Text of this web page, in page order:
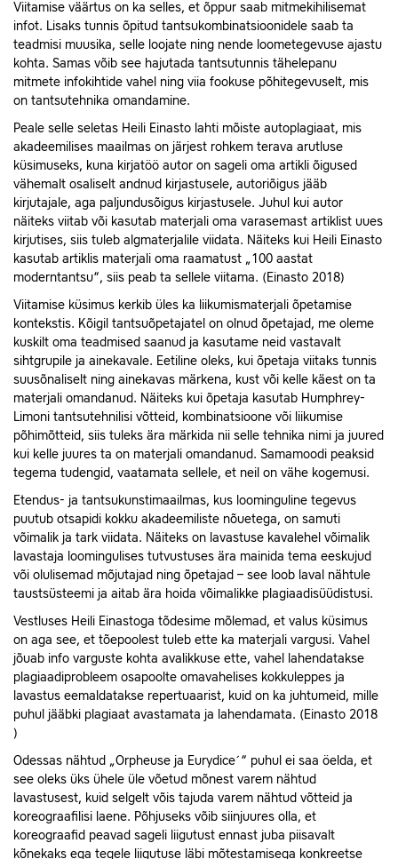
Viitamise väärtus on ka selles, et õppur saab mitmekihilisemat
infot. Lisaks tunnis õpitud tantsukombinatsioonidele saab ta
teadmisi muusika, selle loojate ning nende loometegevuse ajastu
kohta. Samas võib see hajutada tantsutunnis tähelepanu
mitmete infokihtide vahel ning viia fookuse põhitegevuselt, mis
on tantsutehnika omandamine.
Peale selle seletas Heili Einasto lahti mõiste autoplagiaat, mis
akadeemilises maailmas on järjest rohkem terava arutluse
küsimuseks, kuna kirjatöö autor on sageli oma artikli õigused
vähemalt osaliselt andnud kirjastusele, autoriõigus jääb
kirjutajale, aga paljundusõigus kirjastusele. Juhul kui autor
näiteks viitab või kasutab materjali oma varasemast artiklist uues
kirjutises, siis tuleb algmaterjalile viidata. Näiteks kui Heili Einasto
kasutab artiklis materjali oma raamatust „100 aastat
moderntantsu“, siis peab ta sellele viitama. (Einasto 2018)
Viitamise küsimus kerkib üles ka liikumismaterjali õpetamise
kontekstis. Kõigil tantsuõpetajatel on olnud õpetajad, me oleme
kuskilt oma teadmised saanud ja kasutame neid vastavalt
sihtgrupile ja ainekavale. Eetiline oleks, kui õpetaja viitaks tunnis
suusõnaliselt ning ainekavas märkena, kust või kelle käest on ta
materjali omandanud. Näiteks kui õpetaja kasutab Humphrey-
Limoni tantsutehnilisi võtteid, kombinatsioone või liikumise
põhimõtteid, siis tuleks ära märkida nii selle tehnika nimi ja juured
kui kelle juures ta on materjali omandanud. Samamoodi peaksid
tegema tudengid, vaatamata sellele, et neil on vähe kogemusi.
Etendus- ja tantsukunstimaailmas, kus loominguline tegevus
puutub otsapidi kokku akadeemiliste nõuetega, on samuti
võimalik ja tark viidata. Näiteks on lavastuse kavalehel võimalik
lavastaja loomingulises tutvustuses ära mainida tema eeskujud
või olulisemad mõjutajad ning õpetajad – see loob laval nähtule
taustsüsteemi ja aitab ära hoida võimalikke plagiaadisüüdistusi.
Vestluses Heili Einastoga tõdesime mõlemad, et valus küsimus
on aga see, et tõepoolest tuleb ette ka materjali vargusi. Vahel
jõuab info varguste kohta avalikkuse ette, vahel lahendatakse
plagiaadiprobleem osapoolte omavahelises kokkuleppes ja
lavastus eemaldatakse repertuaarist, kuid on ka juhtumeid, mille
puhul jääbki plagiaat avastamata ja lahendamata. (Einasto 2018
)
Odessas nähtud „Orpheuse ja Eurydice´“ puhul ei saa öelda, et
see oleks üks ühele üle võetud mõnest varem nähtud
lavastusest, kuid selgelt võis tajuda varem nähtud võtteid ja
koreograafilisi laene. Põhjuseks võib siinjuures olla, et
koreograafid peavad sageli liigutust ennast juba piisavalt
kõnekaks ega tegele liigutuse läbi mõtestamisega konkreetse